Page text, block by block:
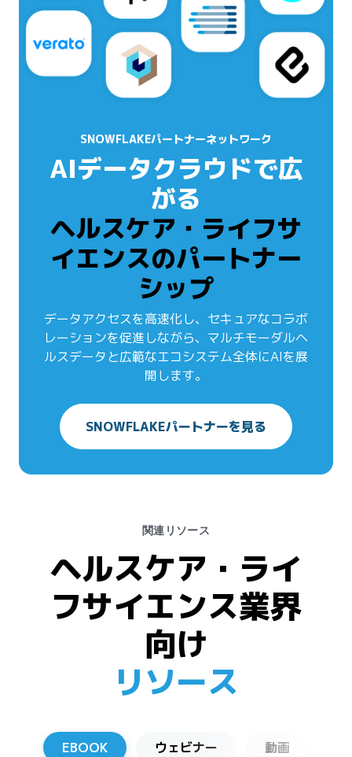
SNOWFLAKEパートナーネットワーク
AIデータクラウドで広
がる
ヘルスケア・ライフサ
イエンスのパートナー
シップ
データアクセスを高速化し、セキュアなコラボ
レーションを促進しながら、マルチモーダルヘ
ルスデータと広範なエコシステム全体にAIを展
開します。
SNOWFLAKEパートナーを見る
関連リソース
ヘルスケア・ライ
フサイエンス業界
向け
リソース
EBOOK ウェビナー 動画